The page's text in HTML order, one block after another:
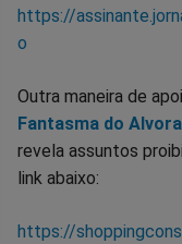
https://
o
Outra maneira de
Fantasma do
revela assuntos
link abaixo:
https://